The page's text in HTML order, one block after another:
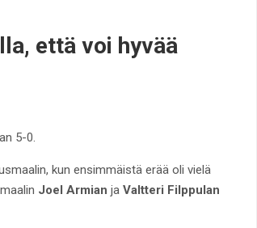
että voi hyvää
5-0.
kun ensimmäistä erää oli vielä
Joel Armian ja Valtteri Filppulan